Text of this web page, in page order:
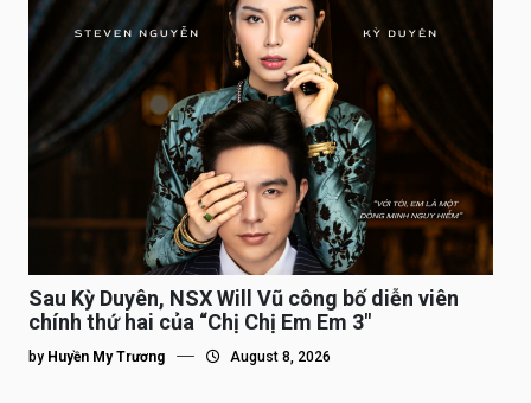
Sau Kỳ Duyên, NSX Will Vũ công bố diễn viên
chính thứ hai của “Chị Chị Em Em 3″
by Huyền My Trương August 8, 2026